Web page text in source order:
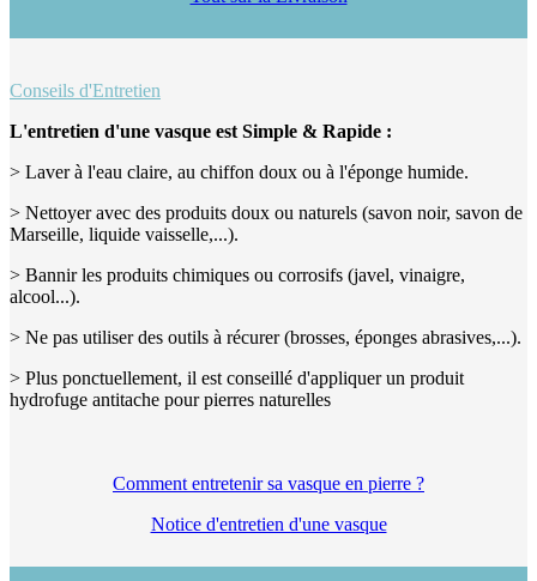
Conseils d'Entretien
L'entretien d'une vasque est Simple & Rapide :
> Laver à l'eau claire, au chiffon doux ou à l'éponge humide.
> Nettoyer avec des produits doux ou naturels (savon noir, savon de
Marseille, liquide vaisselle,...).
> Bannir les produits chimiques ou corrosifs (javel, vinaigre,
alcool...).
> Ne pas utiliser des outils à récurer (brosses, éponges abrasives,...).
> Plus ponctuellement, il est conseillé d'appliquer un produit
hydrofuge antitache pour pierres naturelles
Comment entretenir sa vasque en pierre ?
Notice d'entretien d'une vasque